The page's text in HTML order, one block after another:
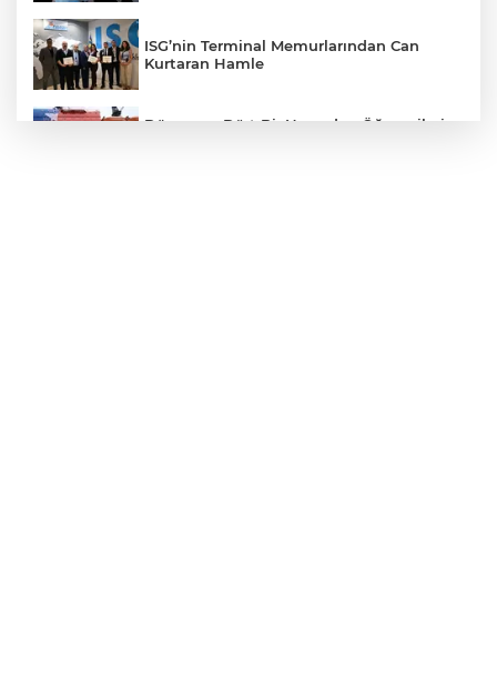
ISG’nin Terminal Memurlarından Can
Kurtaran Hamle
Dünyanın Dört Bir Yanından Öğrencileri